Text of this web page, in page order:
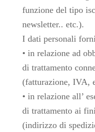
funzione del tipo
newsletter.. etc.).
I dati personali
• in relazione ad
di trattamento
(fatturazione, IVA,
• in relazione all’
di trattamento ai
(indirizzo di